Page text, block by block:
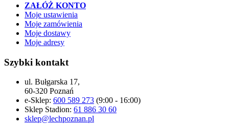
ZAŁÓŻ KONTO
Moje ustawienia
Moje zamówienia
Moje dostawy
Moje adresy
Szybki kontakt
ul. Bułgarska 17,
60-320 Poznań
e-Sklep: 600 589 273 (9:00 - 16:00)
Sklep Stadion: 61 886 30 60
sklep@lechpoznan.pl